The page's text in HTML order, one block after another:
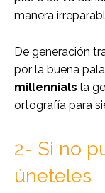
manera
De generación
por la buena
millennials la
ortografía para
2- Si no
úneteles